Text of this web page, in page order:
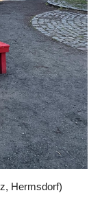
Hermsdorf)